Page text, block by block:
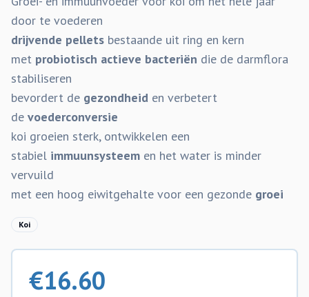
door te voederen
drijvende pellets bestaande uit ring en kern
met probiotisch actieve bacteriën die de darmflora
stabiliseren
bevordert de gezondheid en verbetert
de voederconversie
koi groeien sterk, ontwikkelen een
stabiel immuunsysteem en het water is minder
vervuild
met een hoog eiwitgehalte voor een gezonde groei
Koi
€16.60